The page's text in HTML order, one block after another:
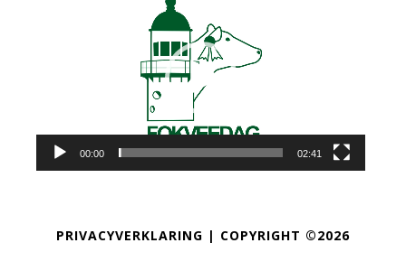
00:00 02:41
PRIVACYVERKLARING | COPYRIGHT ©2026